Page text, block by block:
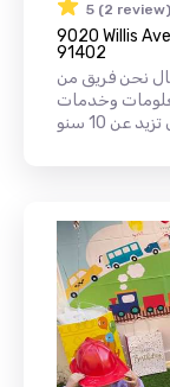
5 (2 review)
9020 Willis
91402
نحن فريق من
وخدمات